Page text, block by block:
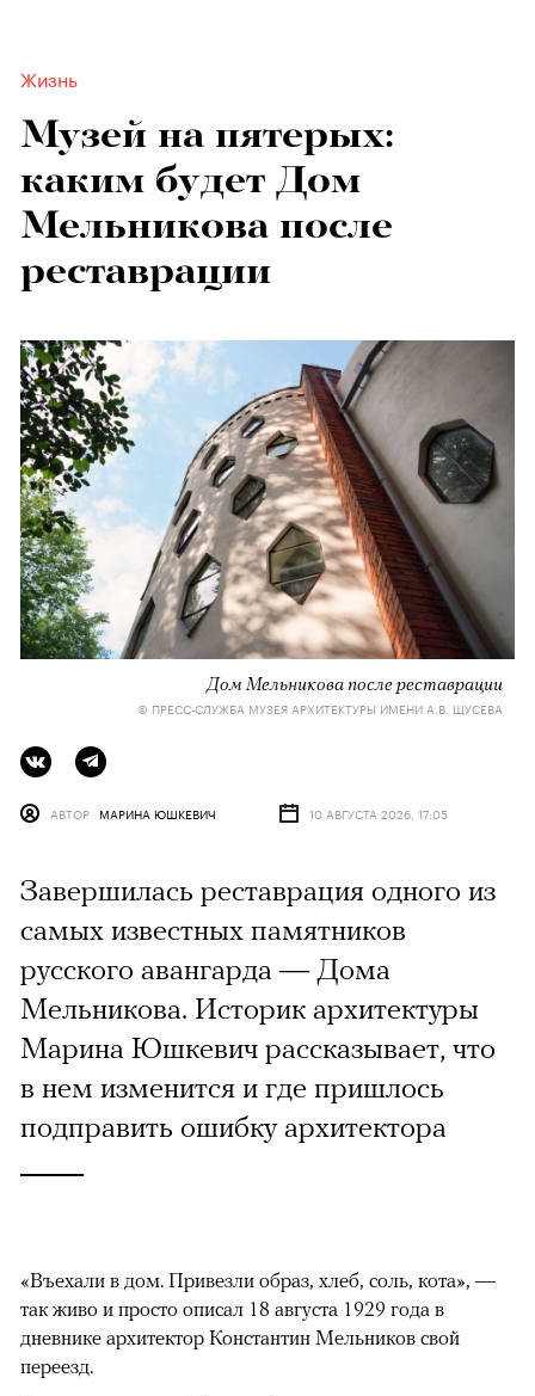
Жизнь
Музей на пятерых:
каким будет Дом
Мельникова после
реставрации
Дом Мельникова после реставрации
© ПРЕСС-СЛУЖБА МУЗЕЯ АРХИТЕКТУРЫ ИМЕНИ А.В. ЩУСЕВА
АВТОР МАРИНА ЮШКЕВИЧ 10 АВГУСТА 2026, 17:05
Завершилась реставрация одного из
самых известных памятников
русского авангарда — Дома
Мельникова. Историк архитектуры
Марина Юшкевич рассказывает, что
в нем изменится и где пришлось
подправить ошибку архитектора
«Въехали в дом. Привезли образ, хлеб, соль, кота», —
так живо и просто описал 18 августа 1929 года в
дневнике архитектор Константин Мельников свой
переезд.